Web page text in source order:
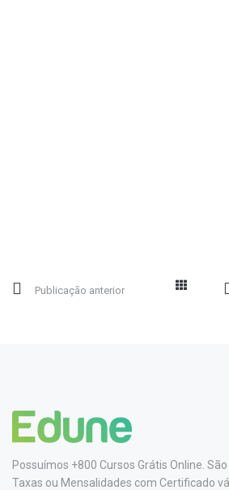
Publicação anterior
Possuímos +800 Cursos Grátis Online.
Taxas ou Mensalidades com Certificado